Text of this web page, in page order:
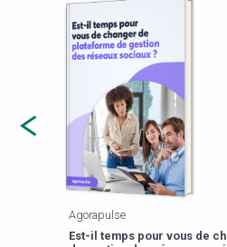
Agorapulse
Est-il temps pour vous de